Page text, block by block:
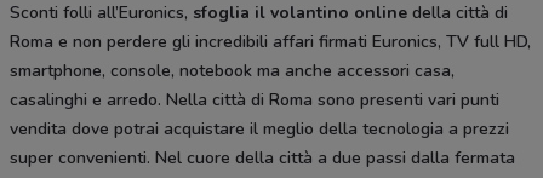
Sconti folli all’Euronics, sfoglia il volantino online della città di
Roma e non perdere gli incredibili affari firmati Euronics, TV full HD,
smartphone, console, notebook ma anche accessori casa,
casalinghi e arredo. Nella città di Roma sono presenti vari punti
vendita dove potrai acquistare il meglio della tecnologia a prezzi
super convenienti. Nel cuore della città a due passi dalla fermata